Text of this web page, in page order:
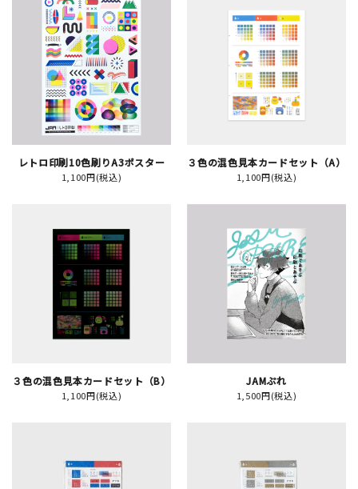
おすすめ特集
読みもの
イベント・ワークショップ
ギャラリー
おしらせ
新規会員登録
マイアカウント
お買い物ガイド
お問い合わせ
レトロ印刷10色刷りA3ポスター
1,100円(税込)
３色の混色見本カードセット（A）
1,100円(税込)
３色の混色見本カードセット（B）
1,100円(税込)
JAMぷれ
1,500円(税込)